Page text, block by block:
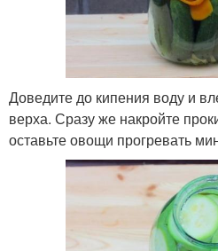
Доведите до кипения воду и
верха. Сразу же накройте
оставьте овощи прогревать